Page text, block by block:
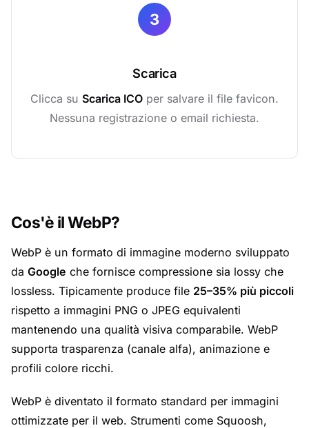
3
Scarica
Clicca su Scarica ICO per salvare il file favicon.
Nessuna registrazione o email richiesta.
Cos'è il WebP?
WebP è un formato di immagine moderno sviluppato
da Google che fornisce compressione sia lossy che
lossless. Tipicamente produce file 25–35% più piccoli
rispetto a immagini PNG o JPEG equivalenti
mantenendo una qualità visiva comparabile. WebP
supporta trasparenza (canale alfa), animazione e
profili colore ricchi.
WebP è diventato il formato standard per immagini
ottimizzate per il web. Strumenti come Squoosh,